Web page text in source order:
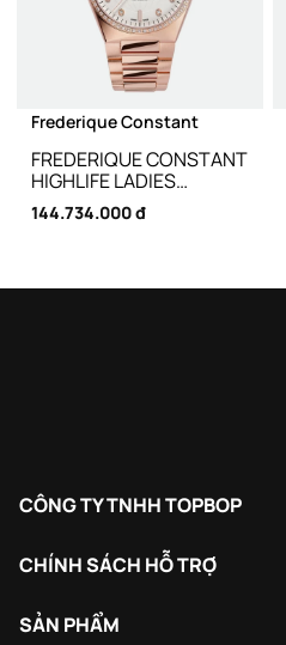
Frederique Constant
FREDERIQUE CONSTANT
HIGHLIFE LADIES
AUTOMATIC FC-
303VD2NHD4B - 34MM
144.734.000 đ
CÔNG TY TNHH TOPBOP
CHÍNH SÁCH HỖ TRỢ
SẢN PHẨM